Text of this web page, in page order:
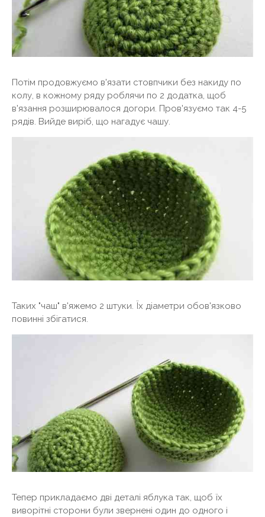
Потім продовжуємо в'язати стовпчики без накиду по
колу, в кожному ряду роблячи по 2 додатка, щоб
в'язання розширювалося догори. Пров'язуємо так 4-5
рядів. Вийде виріб, що нагадує чашу.
Таких "чаш" в'яжемо 2 штуки. Їх діаметри обов'язково
повинні збігатися.
Тепер прикладаємо дві деталі яблука так, щоб їх
виворітні сторони були звернені один до одного і